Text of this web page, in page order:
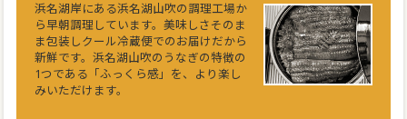
浜名湖岸にある浜名湖山吹の調理工場か
ら早朝調理しています。美味しさそのま
ま包装しクール冷蔵便でのお届けだから
新鮮です。浜名湖山吹のうなぎの特徴の
1つである「ふっくら感」を、より楽し
みいただけます。